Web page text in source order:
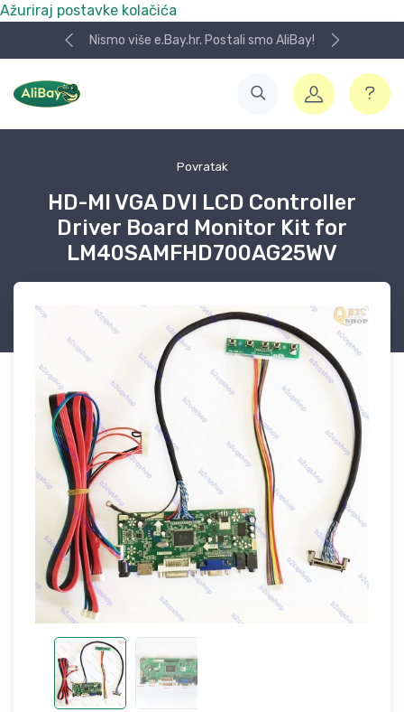
Ažuriraj postavke kolačića
Nismo više e.Bay.hr. Postali smo AliBay!
Povratak
HD-MI VGA DVI LCD Controller
Driver Board Monitor Kit for
LM40SAMFHD700AG25WV